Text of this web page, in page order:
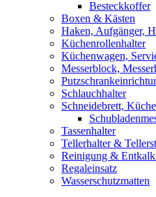
Besteckkoffer
Boxen & Kästen
Haken, Aufgänger,
Küchenrollenhalter
Küchenwagen,
Messerblock,
Schlauchhalter
Schneidebrett,
Tassenhalter
Tellerhalter &
Reinigung &
Regaleinsatz
Wasserschutzmatten